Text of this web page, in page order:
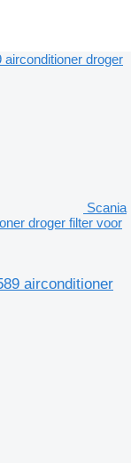
Scania
droger filter voor
airconditioner